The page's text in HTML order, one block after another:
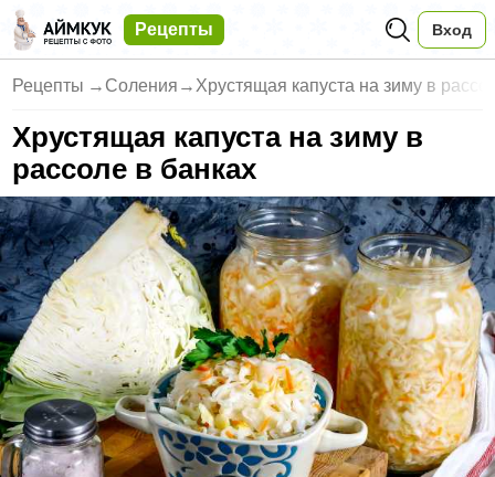
Рецепты Вход
Рецепты → Соления → Хрустящая капуста на зиму в
Хрустящая капуста на зиму в
рассоле в банках